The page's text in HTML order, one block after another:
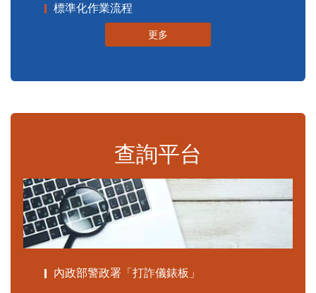
標準化作業流程
更多
查詢平台
內政部警政署「打詐儀錶板」